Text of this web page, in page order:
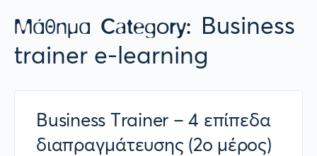
Μάθημα Category:
Business
trainer e-learning
Business Trainer – 4 επίπεδα
διαπραγμάτευσης (2ο μέρος)